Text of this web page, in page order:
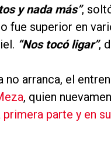
y nada más”,
fue superior en
“Nos tocó ligar”,
arranca, el
, quien
parte y en